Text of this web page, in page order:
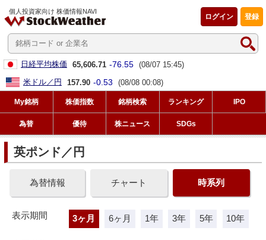
個人投資家向け 株価情報NAVI
登録
ログイン
日経平均株価 65,606.71 -76.55 (08/07 15:45)
米ドル／円
157.90 -0.53 (08/08 00:08)
My銘柄 株価指数 銘柄検索 ランキング IPO
為替 優待 株ニュース SDGs
英ポンド／円
為替情報 チャート 時系列
表示期間 3ヶ月 6ヶ月 1年 3年 5年 10年